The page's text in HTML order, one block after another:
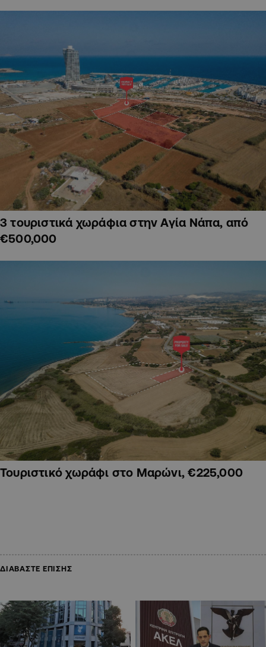
3 τουριστικά χωράφια στην Αγία Νάπα, από
€500,000
Τουριστικό χωράφι στο Μαρώνι, €225,000
ΔΙΑΒΑΣΤΕ ΕΠΙΣΗΣ